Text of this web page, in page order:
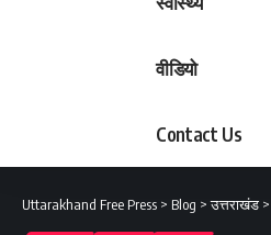
वीडियो
Contact Us
Uttarakhand Free Press > Blog >उत्तराखंड